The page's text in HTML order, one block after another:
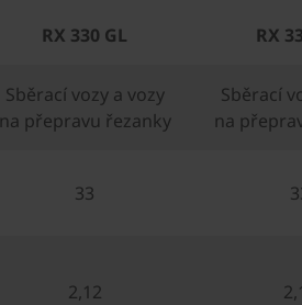
RX 330 GL RX
Sběrací vozy a vozy
na přepravu řezanky
Sběrací
na
33
2,12